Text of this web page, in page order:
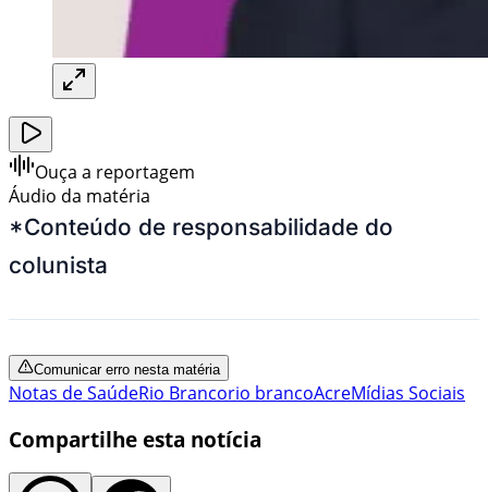
Ouça a reportagem
Áudio da matéria
*Conteúdo de responsabilidade do
colunista
Comunicar erro nesta matéria
Notas de SaúdeRio Brancorio brancoAcreMídias Sociais
Compartilhe esta notícia